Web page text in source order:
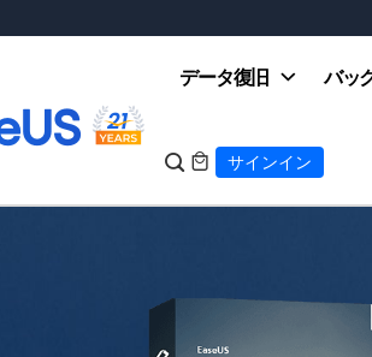
データ復旧 バッ
  サインイン